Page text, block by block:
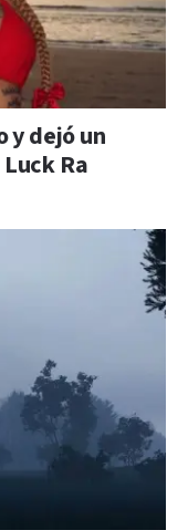
y dejó un
Ra